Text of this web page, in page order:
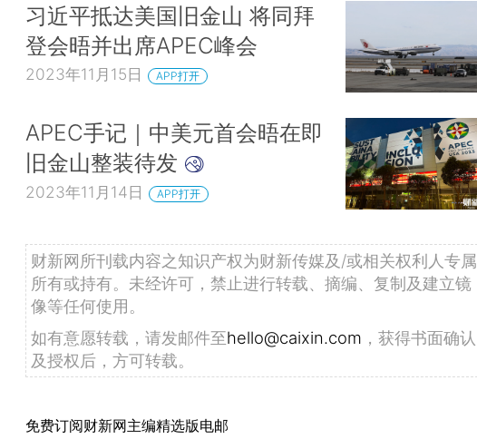
习近平抵达美国旧金山 将同拜
登会晤并出席APEC峰会
2023年11月15日 APP打开
APEC手记｜中美元首会晤在即
旧金山整装待发
2023年11月14日 APP打开
财新网所刊载内容之知识产权为财新传媒及/或相关权利人专属
所有或持有。未经许可，禁止进行转载、摘编、复制及建立镜
像等任何使用。
如有意愿转载，请发邮件至hello@caixin.com ，获得书面确认
及授权后，方可转载。
免费订阅财新网主编精选版电邮